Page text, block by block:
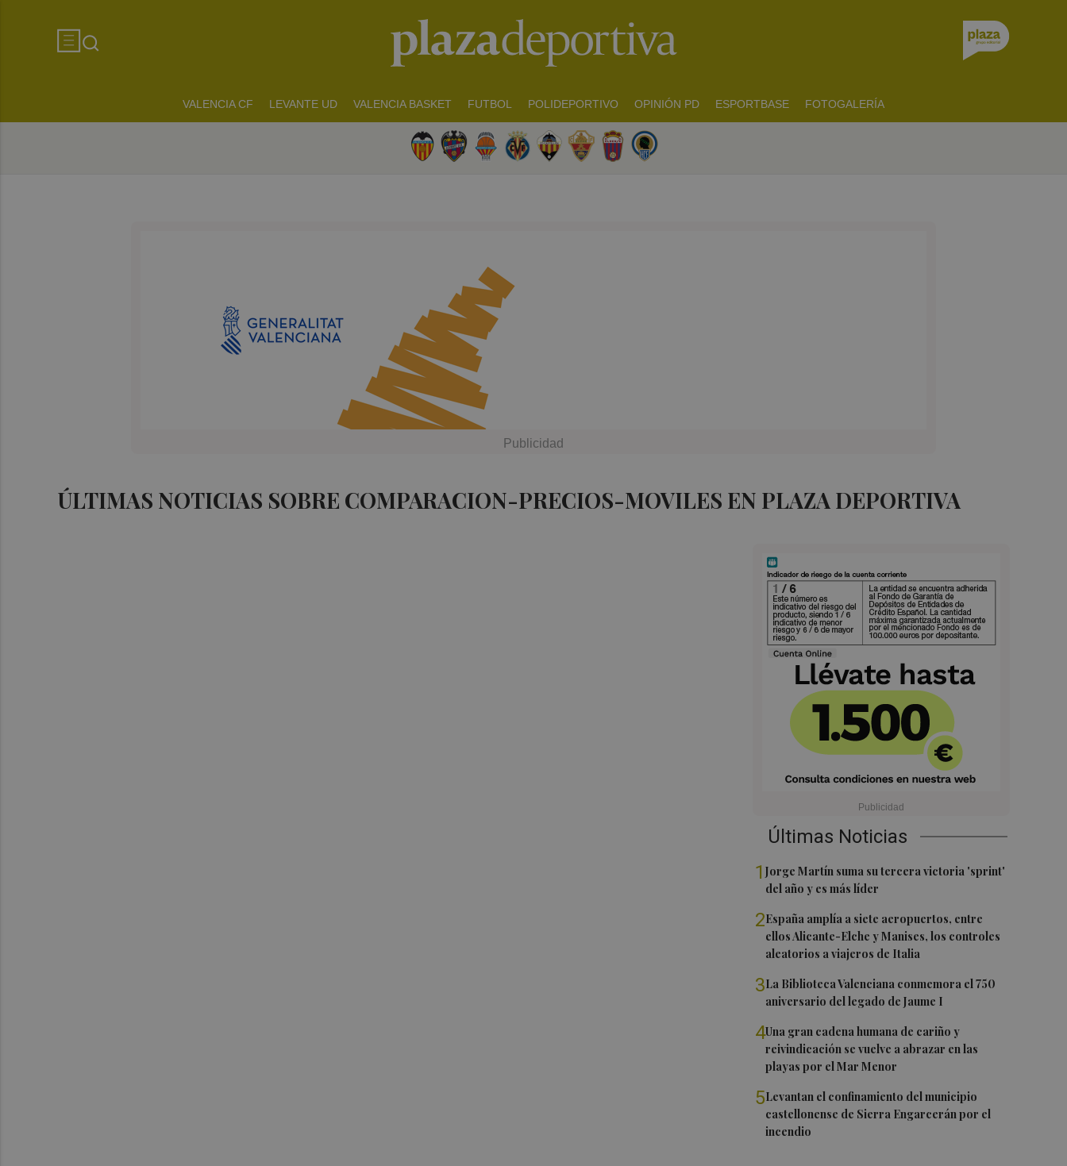
VALENCIA CF LEVANTE UD VALENCIA BASKET FUTBOL POLIDEPORTIVO OPINIÓN PD ESPORTBASE FOTOGALERÍA
ÚLTIMAS NOTICIAS SOBRE COMPARACION-PRECIOS-MOVILES EN PLAZA DEPORTIVA
Últimas Noticias
1Jorge Martín suma su tercera victoria 'sprint'
del año y es más líder
2España amplía a siete aeropuertos, entre
ellos Alicante-Elche y Manises, los controles
aleatorios a viajeros de Italia
3La Biblioteca Valenciana conmemora el 750
aniversario del legado de Jaume I
4Una gran cadena humana de cariño y
reivindicación se vuelve a abrazar en las
playas por el Mar Menor
5Levantan el confinamiento del municipio
castellonense de Sierra Engarcerán por el
incendio